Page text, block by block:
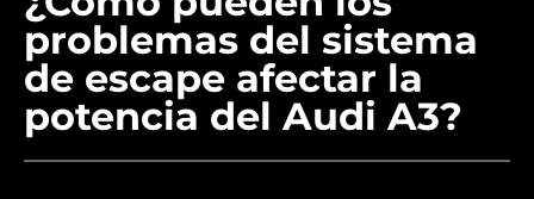
problemas del sistema
de escape afectar la
potencia del Audi A3?